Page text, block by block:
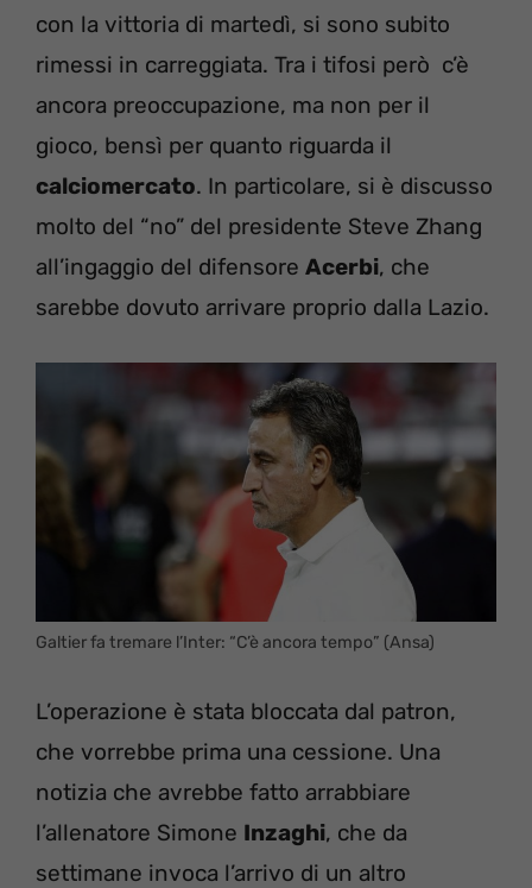
con la vittoria di martedì, si sono subito
rimessi in carreggiata. Tra i tifosi però c’è
ancora preoccupazione, ma non per il
gioco, bensì per quanto riguarda il
calciomercato. In particolare, si è discusso
molto del “no” del presidente Steve Zhang
all’ingaggio del difensore Acerbi, che
sarebbe dovuto arrivare proprio dalla Lazio.
Galtier fa tremare l’Inter: “C’è ancora tempo” (Ansa)
L’operazione è stata bloccata dal patron,
che vorrebbe prima una cessione. Una
notizia che avrebbe fatto arrabbiare
l’allenatore Simone Inzaghi, che da
settimane invoca l’arrivo di un altro